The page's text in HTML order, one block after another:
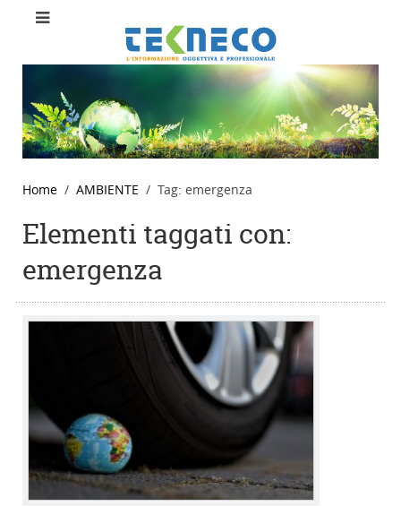
Home AMBIENTE Tag: emergenza
Elementi taggati con:
emergenza